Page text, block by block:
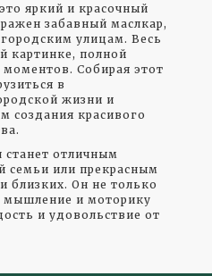
яркий и красочный
забавный маслкар,
улицам. Весь
картинке, полной
моментов. Собирая этот
в
жизни и
создания красивого
станет отличным
семьи или прекрасным
близких. Он не только
мышление и моторику
и удовольствие от